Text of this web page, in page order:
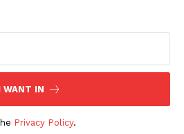
WANT IN
Privacy Policy.